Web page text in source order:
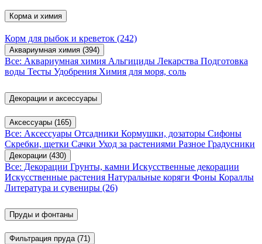
Корма и химия
Корм для рыбок и креветок (242)
Аквариумная химия (394)
Все: Аквариумная химия Альгициды Лекарства Подготовка
воды Тесты Удобрения Химия для моря, соль
Декорации и аксессуары
Аксессуары (165)
Все: Аксессуары Отсадники Кормушки, дозаторы Сифоны
Скребки, щетки Сачки Уход за растениями Разное Градусники
Декорации (430)
Все: Декорации Грунты, камни Искусственные декорации
Искусственные растения Натуральные коряги Фоны Кораллы
Литература и сувениры (26)
Пруды и фонтаны
Фильтрация пруда (71)